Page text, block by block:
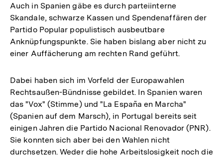
Auch in Spanien gäbe es durch parteiinterne
Skandale, schwarze Kassen und Spendenaffären der
Partido Popular populistisch ausbeutbare
Anknüpfungspunkte. Sie haben bislang aber nicht zu
einer Auffächerung am rechten Rand geführt.
Dabei haben sich im Vorfeld der Europawahlen
Rechtsaußen-Bündnisse gebildet. In Spanien waren
das "Vox" (Stimme) und "La España en Marcha"
(Spanien auf dem Marsch), in Portugal bereits seit
einigen Jahren die Partido Nacional Renovador (PNR).
Sie konnten sich aber bei den Wahlen nicht
durchsetzen. Weder die hohe Arbeitslosigkeit noch die